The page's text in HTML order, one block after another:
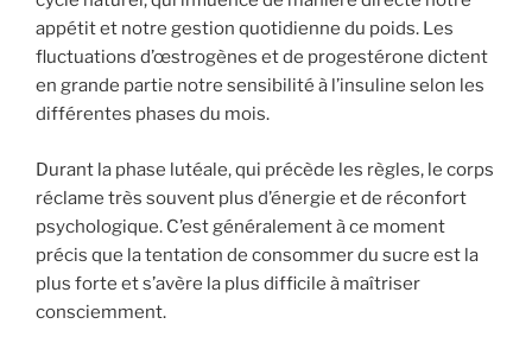
appétit et notre gestion quotidienne du poids. Les
fluctuations d’œstrogènes et de progestérone dictent
en grande partie notre sensibilité à l’insuline selon les
différentes phases du mois.
Durant la phase lutéale, qui précède les règles, le corps
réclame très souvent plus d’énergie et de réconfort
psychologique. C’est généralement à ce moment
précis que la tentation de consommer du sucre est la
plus forte et s’avère la plus difficile à maîtriser
consciemment.